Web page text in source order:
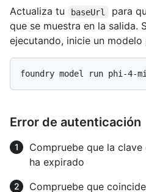
Actualiza tu baseUrl
para
que se muestra en la salida.
ejecutando, inicie un modelo
Error de autenticación
Compruebe que la
ha expirado
Compruebe que